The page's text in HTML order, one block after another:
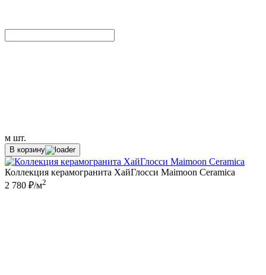
м шт.
В корзину
Коллекция керамогранита ХайГлосси Maimoon Ceramica
2 780 ₽/м2